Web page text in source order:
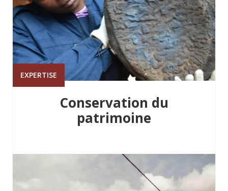
EXPERTISE
Conservation du
patrimoine